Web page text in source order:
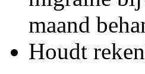
maand
Houdt